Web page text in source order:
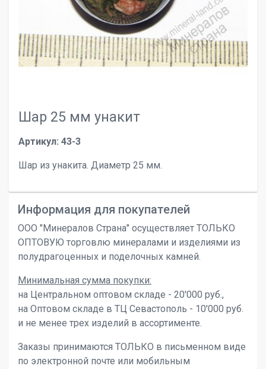
Шар 25 мм унакит
Артикул: 43-3
Шар из унакита. Диаметр 25 мм.
Информация для покупателей
ООО "Минералов Страна" осуществляет ТОЛЬКО
ОПТОВУЮ торговлю минералами и изделиями из
полудрагоценных и поделочных камней.
Минимальная сумма покупки:
на Центральном оптовом складе - 20'000 руб.,
на Оптовом складе в ТЦ Севастополь - 10'000 руб.
и не менее трех изделий в ассортименте.
Заказы принимаются ТОЛЬКО в письменном виде
по электронной почте или мобильным